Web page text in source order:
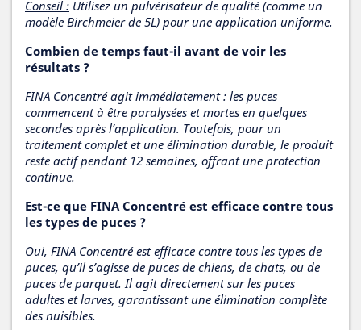
Conseil : Utilisez un pulvérisateur de qualité (comme un
modèle Birchmeier de 5L) pour une application uniforme.
Combien de temps faut-il avant de voir les
résultats ?
FINA Concentré agit immédiatement : les puces
commencent à être paralysées et mortes en quelques
secondes après l’application. Toutefois, pour un
traitement complet et une élimination durable, le produit
reste actif pendant 12 semaines, offrant une protection
continue.
Est-ce que FINA Concentré est efficace contre tous
les types de puces ?
Oui, FINA Concentré est efficace contre tous les types de
puces, qu’il s’agisse de puces de chiens, de chats, ou de
puces de parquet. Il agit directement sur les puces
adultes et larves, garantissant une élimination complète
des nuisibles.